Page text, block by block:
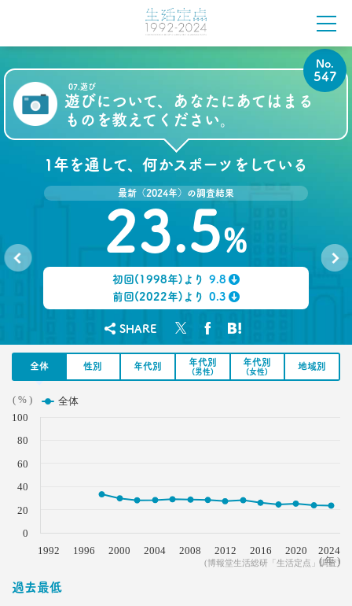
ロンブー田村淳が思う「かっこいい40代おじさん」
とその理由
前沢 裕文
「40代おじさん」の妻は幸せか？
夫婦間ギャップに見る危機
生活総研 上席研究員/コピーライター
Z世代とシニア、上司と部下の板挟みで、40代おじ
さんは右往左往？
–日経クロストレンド 連載⑫–
2021.07.06
40代おじさんはキス派？ラブレター派？ 二択から
見える意識
40代おじさんの生き様は「30点」？
生活総研 上席研究員/コピーライター
07.遊び
遊びについて、あなたにあてはまる
ものを教えてください。
No.
547
1年を通して、何かスポーツをしている
最新（2024年）の調査結果
23.5%
初回(1998年)より
9.8
前回(2022年)より
0.3
SHARE
全体 性別 年代別 年代別
(男性)
年代別
(女性)
地域別
( 年 )
( % )
(博報堂生活総研「生活定点」調査)
全体
1992 1996 2000 2004 2008 2012 2016 2020 2024
0
20
40
60
80
100
過去最低